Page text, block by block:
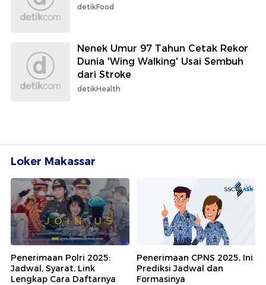
detikFood
Nenek Umur 97 Tahun Cetak Rekor
Dunia 'Wing Walking' Usai Sembuh
dari Stroke
detikHealth
Loker Makassar
Penerimaan Polri 2025:
Jadwal, Syarat, Link
Lengkap Cara Daftarnya
Penerimaan CPNS 2025, Ini
Prediksi Jadwal dan
Formasinya